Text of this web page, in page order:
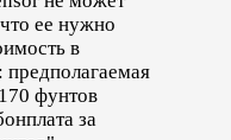
ее нужно
в
предполагаемая
фунтов
за